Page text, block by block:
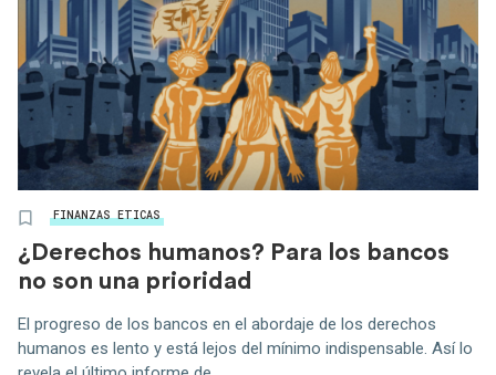
FINANZAS ETICAS
¿Derechos humanos? Para los bancos
no son una prioridad
El progreso de los bancos en el abordaje de los derechos
humanos es lento y está lejos del mínimo indispensable. Así lo